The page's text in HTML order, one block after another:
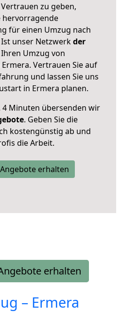
zu geben,
hervorragende
für einen Umzug nach
unser Netzwerkder
Umzug von
Vertrauen Sie auf
und lassen Sie uns
in Ermera planen.
4 Minuten übersenden wir
. Geben Sie die
kostengünstig ab und
die Arbeit.
erhalten
erhalten
– Ermera